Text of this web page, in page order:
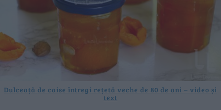
Dulceață de caise întregi rețetă veche de 80 de ani – video și
text